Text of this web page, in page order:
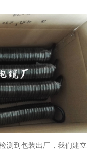
测到包装出厂，我们建立